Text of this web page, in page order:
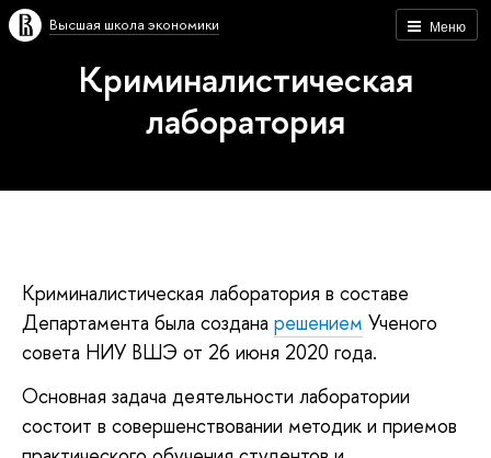
Меню
Высшая школа экономики
Криминалистическая
лаборатория
Криминалистическая лаборатория в составе
Департамента была создана решением Ученого
совета НИУ ВШЭ от 26 июня 2020 года.
Основная задача деятельности лаборатории
состоит в совершенствовании методик и приемов